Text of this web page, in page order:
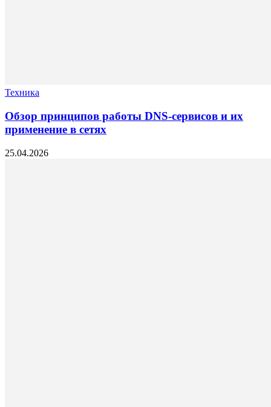
Техника
Обзор принципов работы DNS-сервисов и их
применение в сетях
25.04.2026